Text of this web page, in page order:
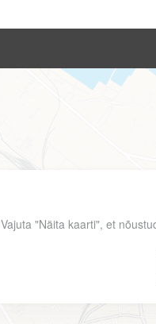
Vajuta "Näita kaarti", et